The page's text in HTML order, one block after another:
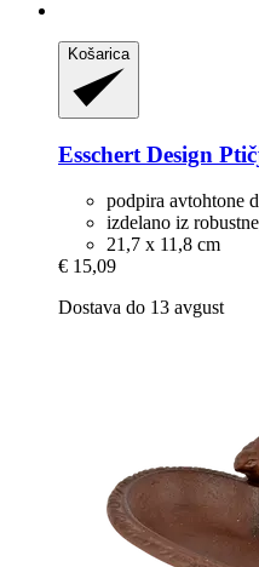
Košarica
Esschert Design
podpira avtohtone
izdelano iz
21,7 x 11,8 cm
€ 15,09
Dostava do 13 avgust